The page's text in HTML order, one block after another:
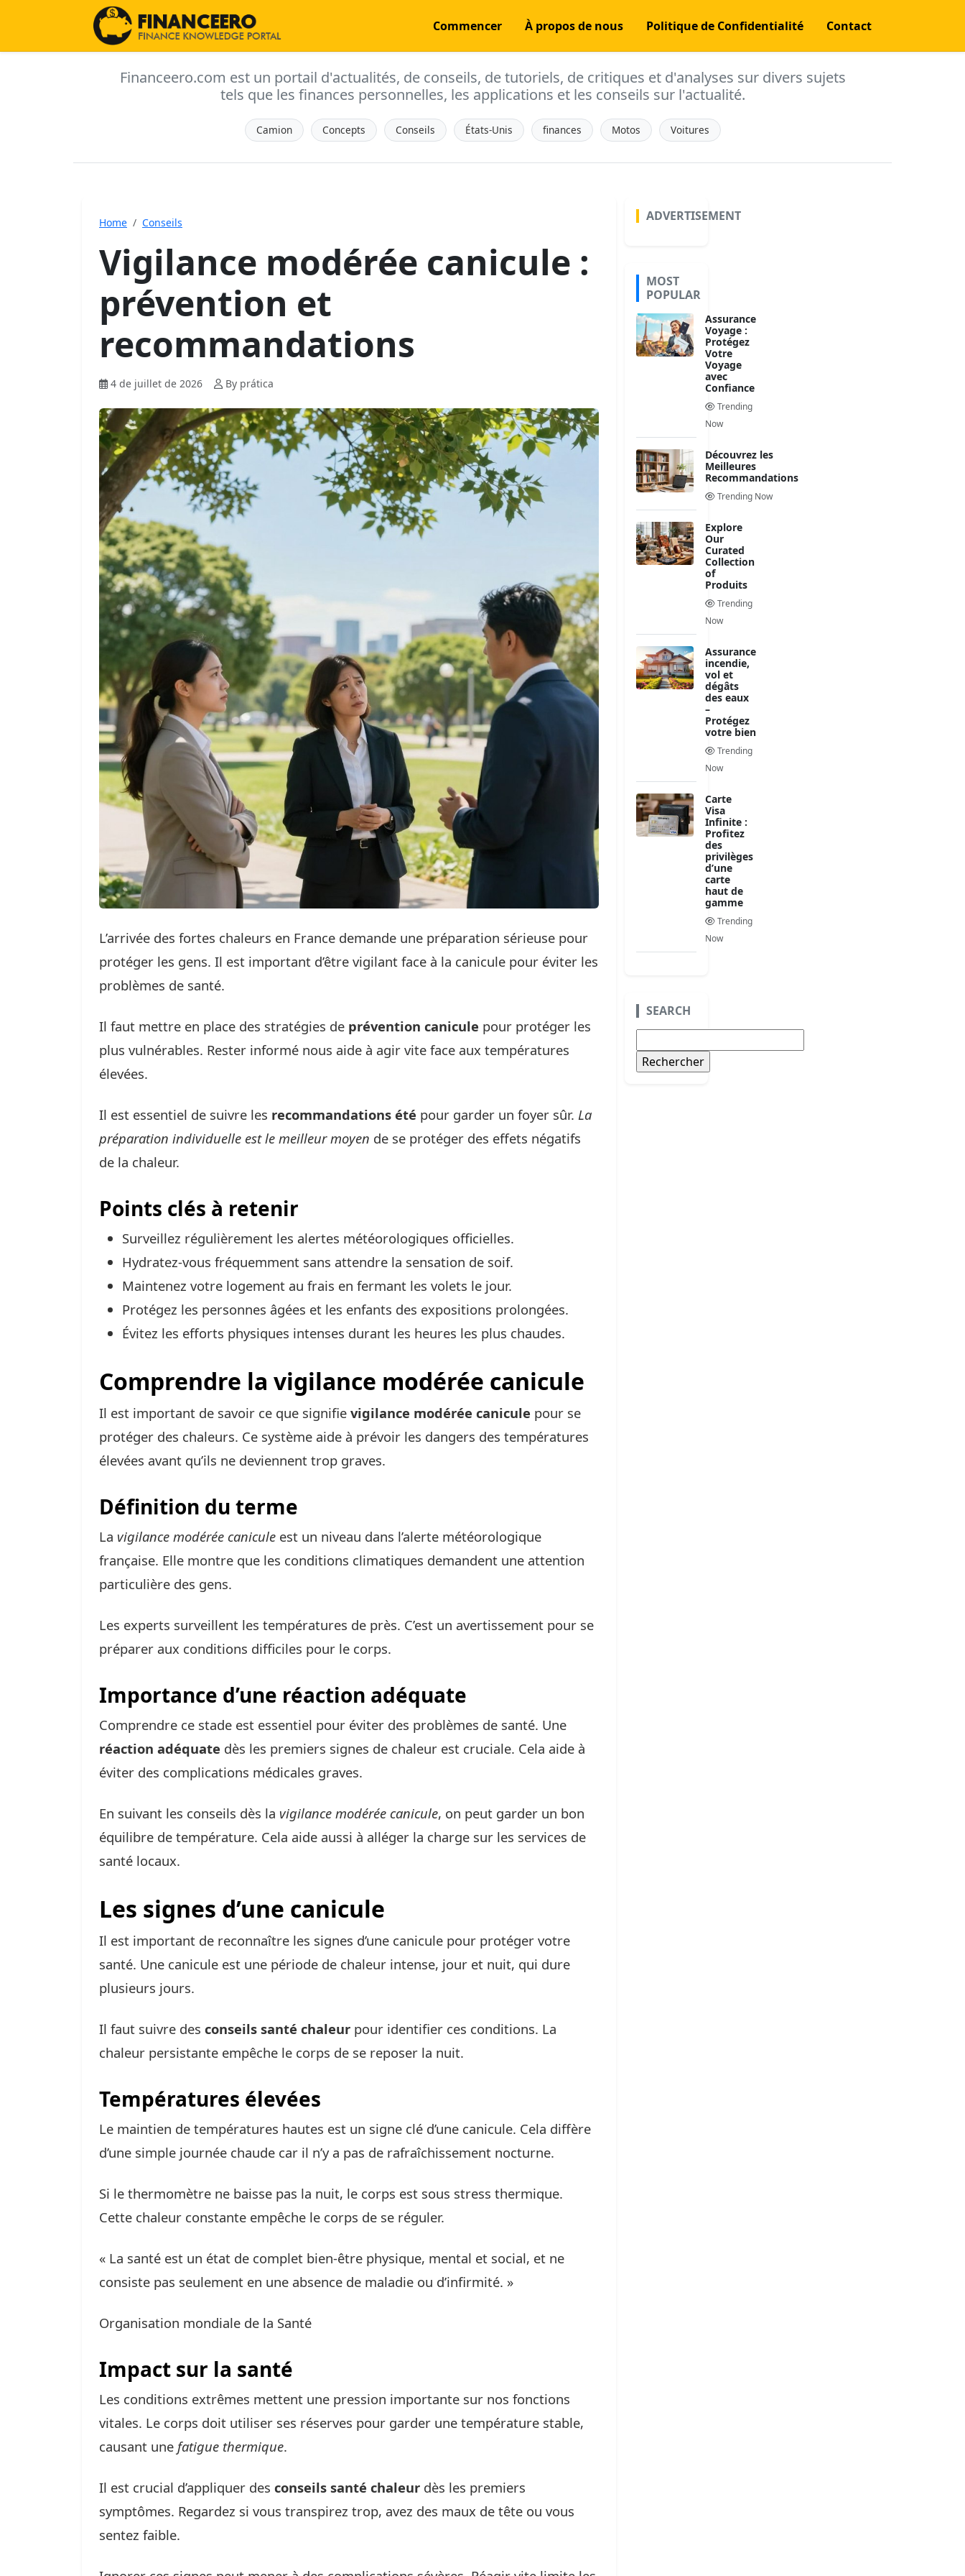
Commencer À propos de nous Politique de Confidentialité Contact
Financeero.com est un portail d'actualités, de conseils, de tutoriels, de critiques et d'analyses sur divers sujets
tels que les finances personnelles, les applications et les conseils sur l'actualité.
Camion Concepts Conseils États-Unis finances Motos Voitures
Home Conseils
Vigilance modérée canicule :
prévention et
recommandations
4 de juillet de 2026 By prática
L’arrivée des fortes chaleurs en France demande une préparation sérieuse pour
protéger les gens. Il est important d’être vigilant face à la canicule pour éviter les
problèmes de santé.
Il faut mettre en place des stratégies de prévention canicule pour protéger les
plus vulnérables. Rester informé nous aide à agir vite face aux températures
élevées.
Il est essentiel de suivre les recommandations été pour garder un foyer sûr. La
préparation individuelle est le meilleur moyen de se protéger des effets négatifs
de la chaleur.
Points clés à retenir
Surveillez régulièrement les alertes météorologiques officielles.
Hydratez-vous fréquemment sans attendre la sensation de soif.
Maintenez votre logement au frais en fermant les volets le jour.
Protégez les personnes âgées et les enfants des expositions prolongées.
Évitez les efforts physiques intenses durant les heures les plus chaudes.
Comprendre la vigilance modérée canicule
Il est important de savoir ce que signifie vigilance modérée canicule pour se
protéger des chaleurs. Ce système aide à prévoir les dangers des températures
élevées avant qu’ils ne deviennent trop graves.
Définition du terme
La vigilance modérée canicule est un niveau dans l’alerte météorologique
française. Elle montre que les conditions climatiques demandent une attention
particulière des gens.
Les experts surveillent les températures de près. C’est un avertissement pour se
préparer aux conditions difficiles pour le corps.
Importance d’une réaction adéquate
Comprendre ce stade est essentiel pour éviter des problèmes de santé. Une
réaction adéquate dès les premiers signes de chaleur est cruciale. Cela aide à
éviter des complications médicales graves.
En suivant les conseils dès la vigilance modérée canicule, on peut garder un bon
équilibre de température. Cela aide aussi à alléger la charge sur les services de
santé locaux.
Les signes d’une canicule
Il est important de reconnaître les signes d’une canicule pour protéger votre
santé. Une canicule est une période de chaleur intense, jour et nuit, qui dure
plusieurs jours.
Il faut suivre des conseils santé chaleur pour identifier ces conditions. La
chaleur persistante empêche le corps de se reposer la nuit.
Températures élevées
Le maintien de températures hautes est un signe clé d’une canicule. Cela diffère
d’une simple journée chaude car il n’y a pas de rafraîchissement nocturne.
Si le thermomètre ne baisse pas la nuit, le corps est sous stress thermique.
Cette chaleur constante empêche le corps de se réguler.
« La santé est un état de complet bien-être physique, mental et social, et ne
consiste pas seulement en une absence de maladie ou d’infirmité. »
Organisation mondiale de la Santé
Impact sur la santé
Les conditions extrêmes mettent une pression importante sur nos fonctions
vitales. Le corps doit utiliser ses réserves pour garder une température stable,
causant une fatigue thermique.
Il est crucial d’appliquer des conseils santé chaleur dès les premiers
symptômes. Regardez si vous transpirez trop, avez des maux de tête ou vous
sentez faible.
ADVERTISEMENT
MOST
POPULAR
Assurance
Voyage :
Protégez
Votre
Voyage
avec
Confiance
Trending
Now
Découvrez les
Meilleures
Recommandations
Trending Now
Explore
Our
Curated
Collection
of
Produits
Trending
Now
Assurance
incendie,
vol et
dégâts
des eaux
–
Protégez
votre bien
Trending
Now
Carte
Visa
Infinite :
Profitez
des
privilèges
d’une
carte
haut de
gamme
Trending
Now
SEARCH